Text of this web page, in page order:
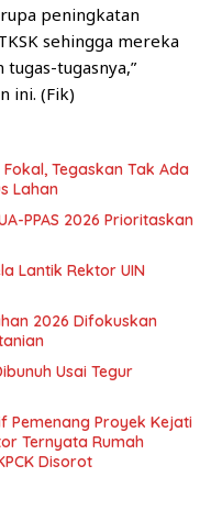
peningkatan
sehingga mereka
tugasnya,”
ini. (Fik)
Tegaskan Tak Ada
Lahan
PPAS 2026 Prioritaskan
Lantik Rektor UIN
2026 Difokuskan
Usai Tegur
Pemenang Proyek Kejati
Ternyata Rumah
Disorot